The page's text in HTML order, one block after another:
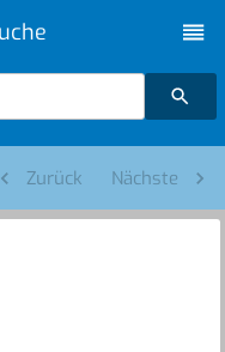
Zurück Nächste